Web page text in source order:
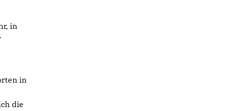
in
in
die